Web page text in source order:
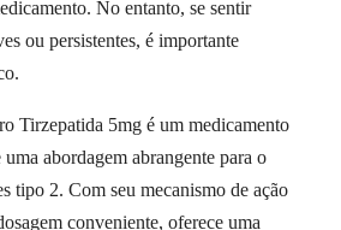
No entanto, se sentir
ou persistentes, é importante
Tirzepatida 5mg é um medicamento
abordagem abrangente para o
tipo 2. Com seu mecanismo de ação
conveniente, oferece uma